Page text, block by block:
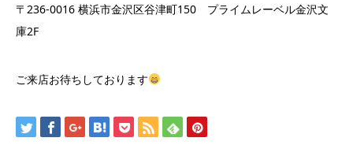
〒236-0016 横浜市金沢区谷津町150 プライムレーベル金沢文
庫2F
ご来店お待ちしております